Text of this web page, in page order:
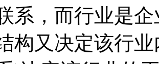
系，而行业是
构又决定该行